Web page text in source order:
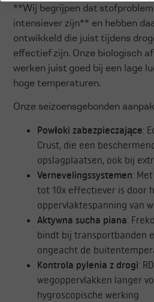
**Wij begrijpen dat
intensiever zijn** en hebben
ontwikkeld die juist tijdens
effectief zijn. Onze biologisch
werken juist goed bij een lage
hoge temperaturen.
Onze seizoensgebonden
Powłoki zabezpieczające:
Crust, die een
opslagplaatsen, ook bij
Vernevelingssystemen:
tot 10x effectiever is door
oppervlaktespanning van
Aktywna sucha piana:
bindt bij transportbanden
ongeacht de
Kontrola pylenia z drogi:
wegoppervlakken langer
hygroscopische werking